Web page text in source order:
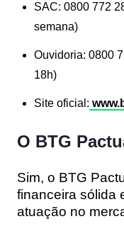
SAC: 0800 772
semana)
Ouvidoria: 0800
18h)
Site oficial :
O BTG
Sim, o BTG
financeira sólida
atuação no